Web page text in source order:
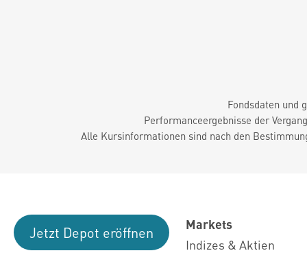
Fondsdaten und
Performanceergebnisse der
Alle Kursinformationen sind nach den
Jetzt Depot eröffnen
Markets
Indizes & Aktien